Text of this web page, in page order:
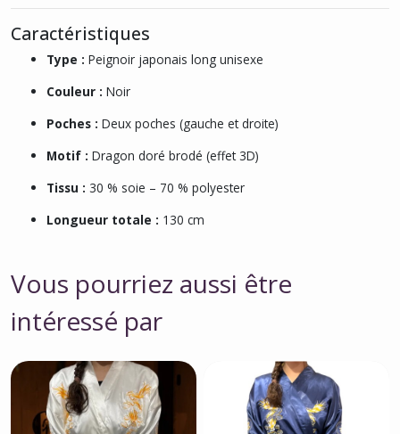
Caractéristiques
Type : Peignoir japonais long unisexe
Couleur : Noir
Poches : Deux poches (gauche et droite)
Motif : Dragon doré brodé (effet 3D)
Tissu : 30 % soie – 70 % polyester
Longueur totale : 130 cm
Vous pourriez aussi être
intéressé par